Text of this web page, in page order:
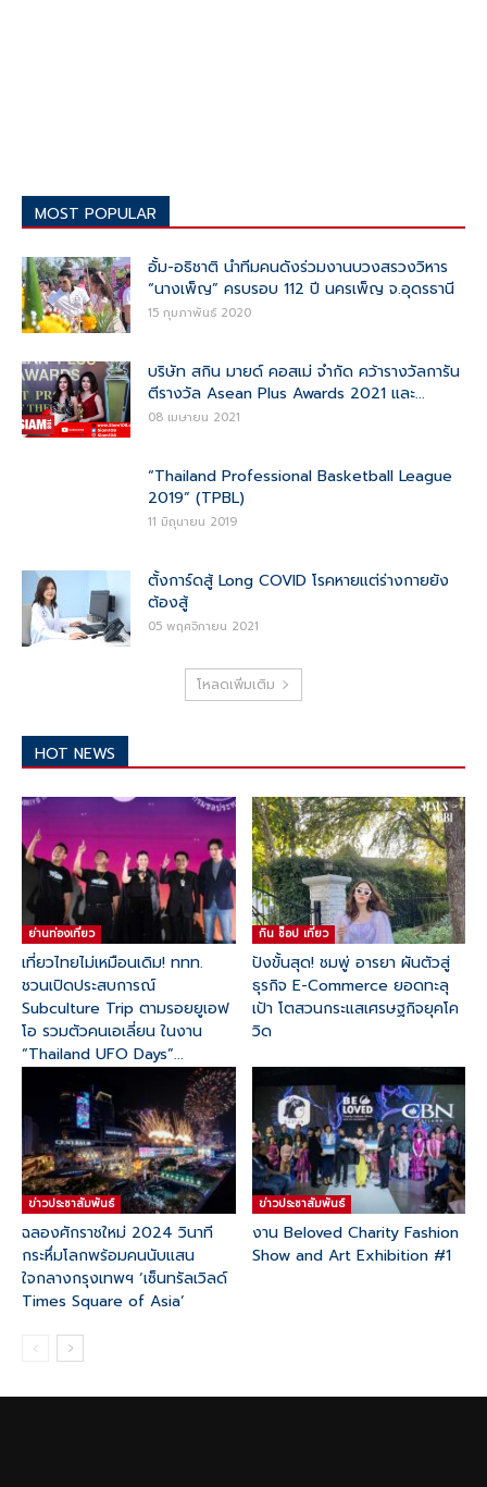
MOST POPULAR
อั้ม-อธิชาติ นำทีมคนดังร่วมงานบวงสรวงวิหาร
“นางเพ็ญ” ครบรอบ 112 ปี นครเพ็ญ จ.อุดรธานี
15 กุมภาพันธ์ 2020
บริษัท สกิน มายด์ คอสเม่ จำกัด คว้ารางวัลการัน
ตีรางวัล Asean Plus Awards 2021 และ...
08 เมษายน 2021
“Thailand Professional Basketball League
2019” (TPBL)
11 มิถุนายน 2019
ตั้งการ์ดสู้ Long COVID โรคหายแต่ร่างกายยัง
ต้องสู้
05 พฤศจิกายน 2021
โหลดเพิ่มเติม
HOT NEWS
ย่านท่องเที่ยว
เที่ยวไทยไม่เหมือนเดิม! ททท.
ชวนเปิดประสบการณ์
Subculture Trip ตามรอยยูเอฟ
โอ รวมตัวคนเอเลี่ยน ในงาน
“Thailand UFO Days”...
กิน ช๊อป เที่ยว
ปังขั้นสุด! ชมพู่ อารยา ผันตัวสู่
ธุรกิจ E-Commerce ยอดทะลุ
เป้า โตสวนกระแสเศรษฐกิจยุคโค
วิด
ข่าวประชาสัมพันธ์
ฉลองศักราชใหม่ 2024 วินาที
กระหึ่มโลกพร้อมคนนับแสน
ใจกลางกรุงเทพฯ ‘เซ็นทรัลเวิลด์
Times Square of Asia’
ข่าวประชาสัมพันธ์
งาน Beloved Charity Fashion
Show and Art Exhibition #1